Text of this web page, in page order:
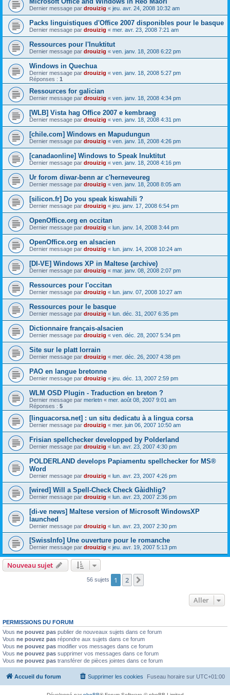
Dernier message par drouizig « jeu. avr. 24, 2008 10:32 am
Packs linguistiques d'Office 2007 disponibles pour le basque
Dernier message par drouizig « mer. avr. 23, 2008 7:21 am
Ressources pour l'Inuktitut
Dernier message par drouizig « ven. janv. 18, 2008 6:22 pm
Windows in Quechua
Dernier message par drouizig « ven. janv. 18, 2008 5:27 pm
Réponses : 1
Ressources for galician
Dernier message par drouizig « ven. janv. 18, 2008 4:34 pm
[WLB] Vista hag Office 2007 e kembraeg
Dernier message par drouizig « ven. janv. 18, 2008 4:31 pm
[chile.com] Windows en Mapudungun
Dernier message par drouizig « ven. janv. 18, 2008 4:26 pm
[canadaonline] Windows to Speak Inuktitut
Dernier message par drouizig « ven. janv. 18, 2008 4:16 pm
Ur forom diwar-benn ar c'herneveureg
Dernier message par drouizig « ven. janv. 18, 2008 8:05 am
[silicon.fr] Do you speak kiswahili ?
Dernier message par drouizig « jeu. janv. 17, 2008 6:54 pm
OpenOffice.org en occitan
Dernier message par drouizig « lun. janv. 14, 2008 3:44 pm
OpenOffice.org en alsacien
Dernier message par drouizig « lun. janv. 14, 2008 10:24 am
[DI-VE] Windows XP in Maltese (archive)
Dernier message par drouizig « mar. janv. 08, 2008 2:07 pm
Ressources pour l'occitan
Dernier message par drouizig « lun. janv. 07, 2008 10:27 am
Ressources pour le basque
Dernier message par drouizig « lun. déc. 31, 2007 6:35 pm
Dictionnaire français-alsacien
Dernier message par drouizig « ven. déc. 28, 2007 5:34 pm
Site sur le platt lorrain
Dernier message par drouizig « mer. déc. 26, 2007 4:38 pm
PAO en langue bretonne
Dernier message par drouizig « jeu. déc. 13, 2007 2:59 pm
WLM OSD Plugin - Traduction en breton ?
Dernier message par merletn « mer. août 08, 2007 9:01 am
Réponses : 5
[linguacorsa.net] : un situ dedicatu à a lingua corsa
Dernier message par drouizig « mer. juin 06, 2007 10:50 am
Frisian spellchecker developped by Polderland
Dernier message par drouizig « lun. avr. 23, 2007 4:30 pm
POLDERLAND develops Papiamentu spellchecker for MS®
Word
Dernier message par drouizig « lun. avr. 23, 2007 4:26 pm
[wired] Will a Spell-Check Check Gàidhlig?
Dernier message par drouizig « lun. avr. 23, 2007 2:36 pm
[di-ve news] Maltese version of Microsoft WindowsXP
launched
Dernier message par drouizig « lun. avr. 23, 2007 2:30 pm
[SwissInfo] Une ouverture pour le romanche
Dernier message par drouizig « jeu. avr. 19, 2007 5:13 pm
Nouveau sujet
56 sujets 1 2
Aller
PERMISSIONS DU FORUM
Vous ne pouvez pas publier de nouveaux sujets dans ce forum
Vous ne pouvez pas répondre aux sujets dans ce forum
Vous ne pouvez pas modifier vos messages dans ce forum
Vous ne pouvez pas supprimer vos messages dans ce forum
Vous ne pouvez pas transférer de pièces jointes dans ce forum
Accueil du forum Fuseau horaire sur UTC+01:00
Supprimer les cookies